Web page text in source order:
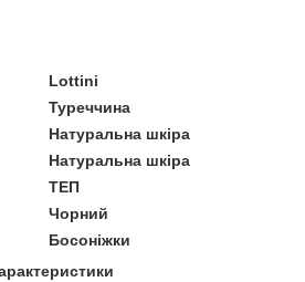
Lottini
Туреччина
Натуральна шкіра
Натуральна шкіра
ТЕП
Чорний
Босоніжки